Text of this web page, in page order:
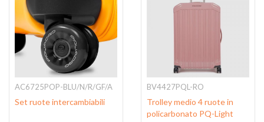
AC6725POP-BLU/N/R/GF/A
Set ruote intercambiabili
BV4427PQL-RO
Trolley medio 4 ruote in
policarbonato PQ-Light